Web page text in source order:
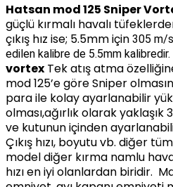
★ VIDEOLU ÜRÜN
PEŞIN FIYATINA 9 TAKSIT 5.0 Puan - 3
Premium Set Hatsan Hercules 666
42.999,00
Hatsan mod 125 Sniper
güçlü kırmalı havalı
çıkış hız ise; 5.5mm için 305 m/
edilen kalibre de 5.5mm kalibredir.
vortex Tek atış atma
mod 125’e göre Sniper
para ile kolay ayarlanabilir
olması,ağırlık olarak yaklaşık
ve kutunun içinden
Çıkış hızı, boyutu vb. diğer
model diğer kırma namlu
hızı en iyi olanlardan biridir.